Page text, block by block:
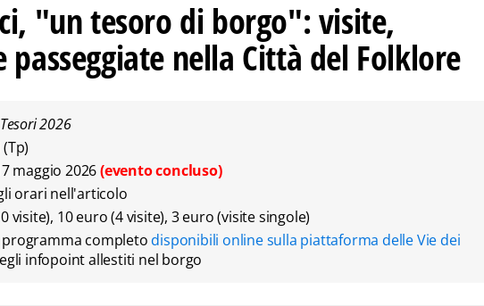
"un tesoro di borgo": visite,
passeggiate nella Città del Folklore
2026
(Tp)
maggio 2026(evento concluso)
orari nell'articolo
visite), 10 euro (4 visite), 3 euro (visite singole)
programma completodisponibili online sulla piattaforma delle Vie dei
infopoint allestiti nel borgo